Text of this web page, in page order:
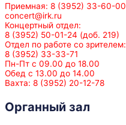
Приемная: 8 (3952) 33-60-00
concert@irk.ru
Концертный отдел:
8 (3952) 50-01-24 (доб. 219)
Отдел по работе со зрителем:
8 (3952) 33-33-71
Пн-Пт с 09.00 до 18.00
Обед с 13.00 до 14.00
Вахта: 8 (3952) 20-12-78
Органный зал